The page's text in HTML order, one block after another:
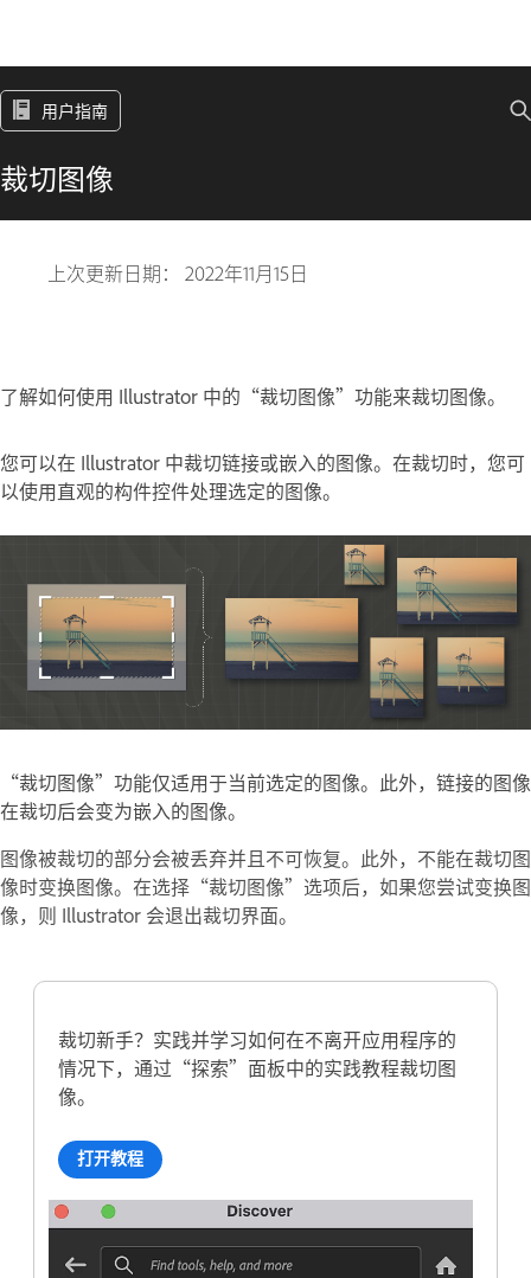
用户指南
裁切图像
上次更新日期： 2022年11月15日
了解如何使用 Illustrator 中的“裁切图像”功能来裁切图像。
您可以在 Illustrator 中裁切链接或嵌入的图像。在裁切时，您可
以使用直观的构件控件处理选定的图像。
“裁切图像”功能仅适用于当前选定的图像。此外，链接的图像
在裁切后会变为嵌入的图像。
图像被裁切的部分会被丢弃并且不可恢复。此外，不能在裁切图
像时变换图像。在选择“裁切图像”选项后，如果您尝试变换图
像，则 Illustrator 会退出裁切界面。
裁切新手？实践并学习如何在不离开应用程序的
情况下，通过“探索”面板中的实践教程裁切图
像。
打开教程